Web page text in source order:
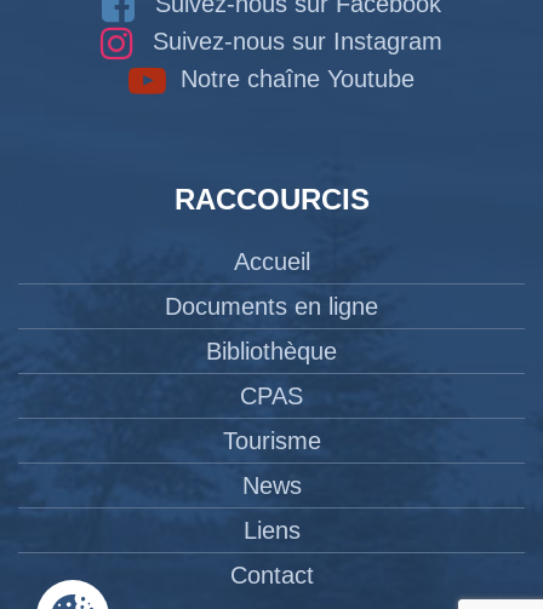
Suivez-nous sur Instagram
Notre chaîne Youtube
RACCOURCIS
Accueil
Documents en ligne
Bibliothèque
CPAS
Tourisme
News
Liens
Contact